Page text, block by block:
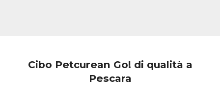
Cibo Petcurean Go! di qualità a
Pescara